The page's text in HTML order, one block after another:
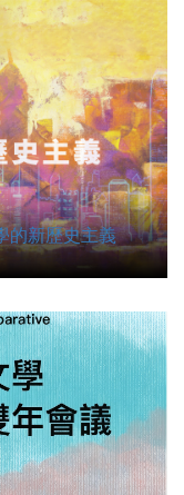
的新歷史主義